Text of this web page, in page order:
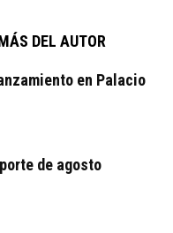
DEL AUTOR
en Palacio
de agosto